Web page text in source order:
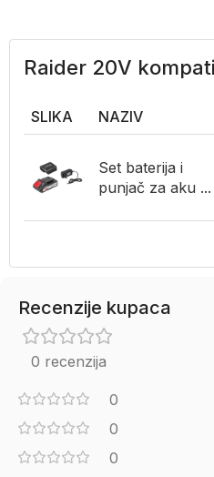
Raider 20V
SLIKA NAZIV
Set baterija i
punjač za aku ...
Recenzije kupaca
0 recenzija
0
0
0